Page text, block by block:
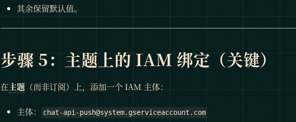
其余保留默认值。
步骤 5：主题上的 IAM 绑定（关键）
在主题 （而非订阅）上，添加一个 IAM 主体：
主体： chat-api-push@system.gserviceaccount.com